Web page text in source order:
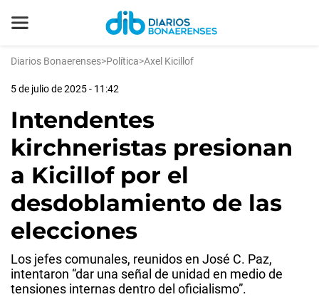
Diarios Bonaerenses>Política>Axel Kicillof
5 de julio de 2025 - 11:42
Intendentes
kirchneristas presionan
a Kicillof por el
desdoblamiento de las
elecciones
Los jefes comunales, reunidos en José C. Paz,
intentaron “dar una señal de unidad en medio de
tensiones internas dentro del oficialismo”.